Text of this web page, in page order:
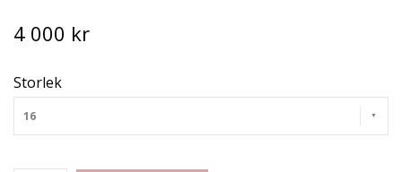
4 000 kr
Storlek
16